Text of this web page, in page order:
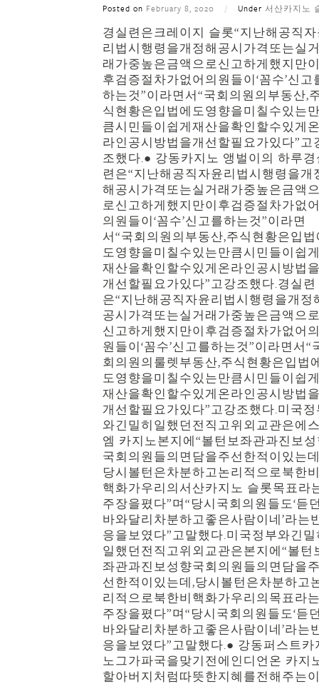
Posted on February 8, 2020 / Under 서산카지노
경실련은크레이지 슬롯“지난해공직자
리법시행령을개정해공시가격또는실거
래가중높은금액으로신고하게했지만이
후검증절차가없어의원들이‘꼼수’신고
하는것”이라면서“국회의원의부동산,
식현황은입법에도영향을미칠수있는만
큼시민들이쉽게재산을확인할수있게온
라인공시방법을개선할필요가있다”고
조했다.● 강동카지노 앵벌이의 하루경
련은“지난해공직자윤리법시행령을개
해공시가격또는실거래가중높은금액으
로신고하게했지만이후검증절차가없어
의원들이‘꼼수’신고를하는것”이라면
서“국회의원의부동산,주식현황은입법
도영향을미칠수있는만큼시민들이쉽게
재산을확인할수있게온라인공시방법을
개선할필요가있다”고강조했다.경실련
은“지난해공직자윤리법시행령을개정
공시가격또는실거래가중높은금액으로
신고하게했지만이후검증절차가없어의
원들이‘꼼수’신고를하는것”이라면서“
회의원의룰렛부동산,주식현황은입법
도영향을미칠수있는만큼시민들이쉽게
재산을확인할수있게온라인공시방법을
개선할필요가있다”고강조했다.미국정
와긴밀히일했던전직고위외교관은에스
엠 카지노본지에“볼턴보좌관과진보
국회의원들의면담을주선한적이있는
당시볼턴은차분하고논리적으로북한비
핵화가우리의서산카지노 슬롯목표라
주장을폈다”며“당시국회의원들도‘듣던
바와달리차분하고좋은사람이네’라는
응을보였다”고말했다.미국정부와긴밀
일했던전직고위외교관은본지에“볼턴
좌관과진보성향국회의원들의면담을주
선한적이있는데,당시볼턴은차분하고
리적으로북한비핵화가우리의목표라는
주장을폈다”며“당시국회의원들도‘듣던
바와달리차분하고좋은사람이네’라는
응을보였다”고말했다.● 강동퍼스트카
노그가파국을맞기전에인디언온 카지
할아버지처럼따뜻한지혜를전해주는이